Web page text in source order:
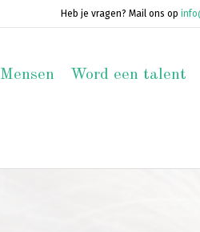
Heb je vragen? Mail ons op
Mensen Word een talent